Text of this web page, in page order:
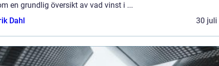
en grundlig översikt av vad vinst i ...
Dahl
30 juli